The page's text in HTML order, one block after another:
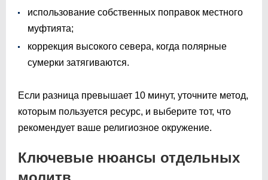
использование собственных поправок местного
муфтията;
коррекция высокого севера, когда полярные
сумерки затягиваются.
Если разница превышает 10 минут, уточните метод,
которым пользуется ресурс, и выберите тот, что
рекомендует ваше религиозное окружение.
Ключевые нюансы отдельных